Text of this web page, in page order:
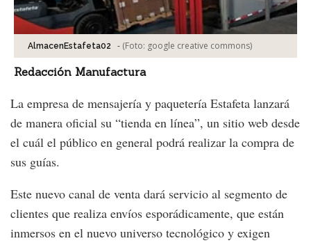
AlmacenEstafeta02 - (Foto: google creative commons)
Redacción Manufactura
La empresa de mensajería y paquetería Estafeta lanzará
de manera oficial su “tienda en línea”, un sitio web desde
el cuál el público en general podrá realizar la compra de
sus guías.
Este nuevo canal de venta dará servicio al segmento de
clientes que realiza envíos esporádicamente, que están
inmersos en el nuevo universo tecnológico y exigen